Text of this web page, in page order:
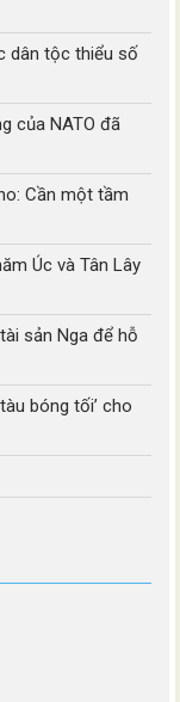
dân tộc thiểu số
của NATO đã
Cần một tầm
Úc và Tân Lây
sản Nga để hỗ
bóng tối’ cho